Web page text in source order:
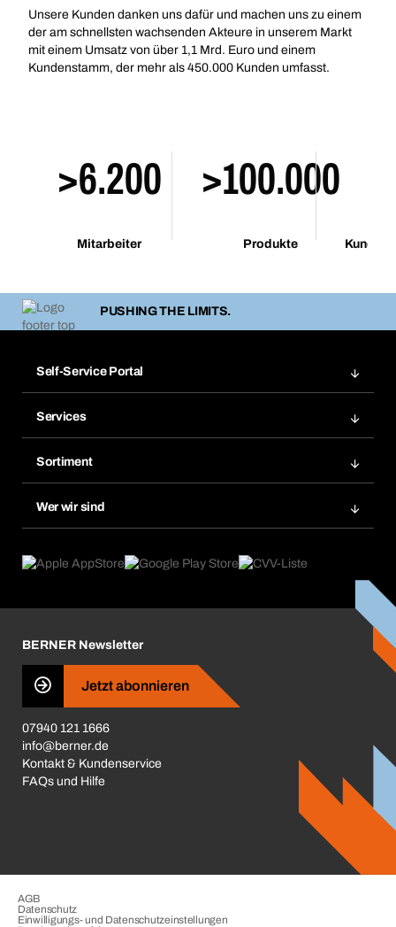
Unsere Kunden danken uns dafür und machen uns zu einem
der am schnellsten wachsenden Akteure in unserem Markt
mit einem Umsatz von über 1,1 Mrd. Euro und einem
Kundenstamm, der mehr als 450.000 Kunden umfasst.
>6.200
Mitarbeiter
>100.000
Produkte
PUSHING THE LIMITS.
Self-Service Portal
Merklisten
Nachbestellungen
Dauerauftrag
Services
Chemical Safety Management
eProcurement
Produktfinder
Sortiment
Aktionsübersicht
Wer wir sind
Was uns antreibt
Business Conduct
BERNER Newsletter
Jetzt abonnieren
07940 121 1666
info@berner.de
Kontakt & Kundenservice
FAQs und Hilfe
AGB
Datenschutz
Einwilligungs- und Datenschutzeinstellungen